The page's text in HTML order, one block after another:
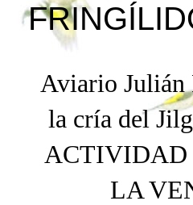
Aviario Julián
la cría del
ACTIVIDAD
LA